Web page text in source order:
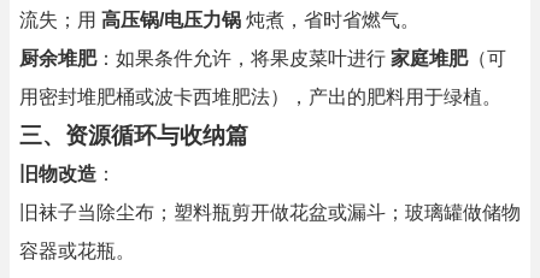
流失；用 高压锅/电压力锅 炖煮，省时省燃气。
厨余堆肥：如果条件允许，将果皮菜叶进行 家庭堆肥（可
用密封堆肥桶或波卡西堆肥法），产出的肥料用于绿植。
三、资源循环与收纳篇
旧物改造 ：
旧袜子当除尘布；塑料瓶剪开做花盆或漏斗；玻璃罐做储物
容器或花瓶。